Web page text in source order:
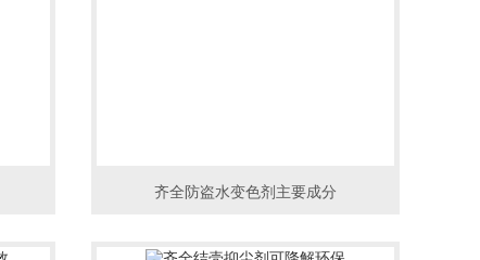
齐全防盗水变色剂主要成分